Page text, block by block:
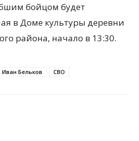
бойцом будет
в Доме культуры деревни
района, начало в 13:30.
Иван Бельков СВО